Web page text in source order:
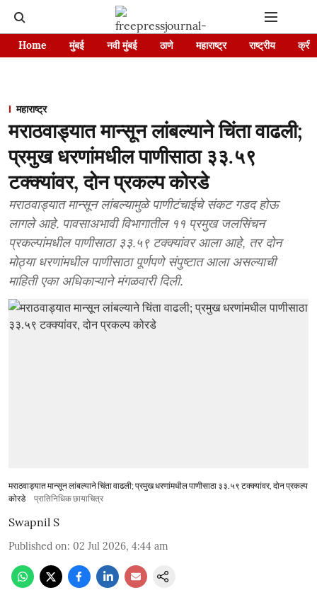
Home मुंबई नवी मुंबई ठाणे महाराष्ट्र राष्ट्रीय
महाराष्ट्र
मराठवाड्यात मान्सून लांबल्याने चिंता वाढली;
प्रमुख धरणांमधील पाणीसाठा ३३.५९
टक्क्यांवर, दोन प्रकल्प कोरडे
मराठवाड्यात मान्सून लांबल्यामुळे पाणीटंचाईचे संकट गडद होऊ
लागले आहे. पावसाअभावी विभागातील ११ प्रमुख जलसिंचन
प्रकल्पांमधील पाणीसाठा ३३.५९ टक्क्यांवर आला आहे, तर दोन
मोठ्या धरणांमधील पाणीसाठा पूर्णपणे संपुष्टात आला असल्याची
माहिती एका अधिकाऱ्याने मंगळवारी दिली.
मराठवाड्यात मान्सून लांबल्याने चिंता वाढली; प्रमुख धरणांमधील पाणीसाठा ३३.५९ टक्क्यांवर, दोन प्रकल्प
कोरडे
प्रातिनिधिक छायाचित्र
Swapnil S
Published on: 02 Jul 2026, 4:44 am